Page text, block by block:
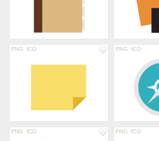
PNG ICO PNG ICO
PNG ICO PNG ICO